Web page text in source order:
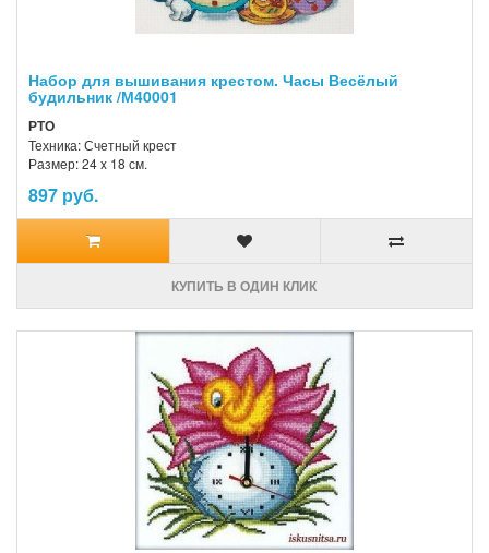
Набор для вышивания крестом. Часы Весёлый
будильник /М40001
РТО
Техника: Счетный крест
Размер: 24 x 18 см.
897 руб.
КУПИТЬ В ОДИН КЛИК